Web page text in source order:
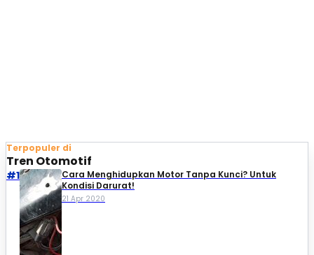
Terpopuler di
Tren Otomotif
#1
Cara Menghidupkan Motor Tanpa Kunci? Untuk
Kondisi Darurat!
21 Apr 2020